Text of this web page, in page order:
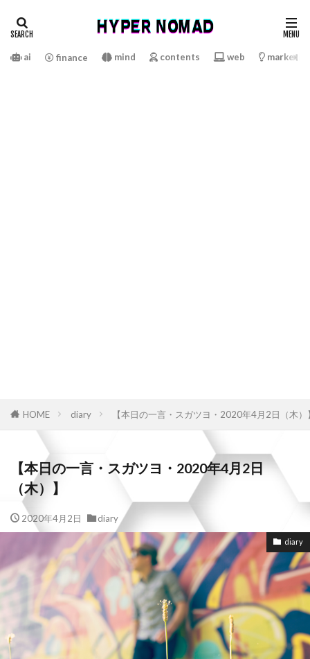
ai finance mind contents web
HOME diary 【本日の一言・スガツヨ・2020年4月2日（木）
【本日の一言・スガツヨ・2020年4月2日
（木）】
2020年4月2日 diary
diary